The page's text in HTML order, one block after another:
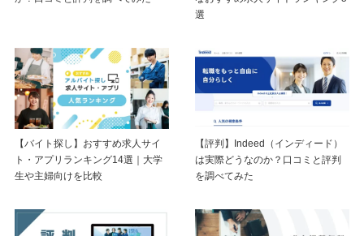
選
【バイト探し】おすすめ求人サイ
ト・アプリランキング14選｜大学
生や主婦向けを比較
【評判】Indeed（インディード）
は実際どうなのか？口コミと評判
を調べてみた